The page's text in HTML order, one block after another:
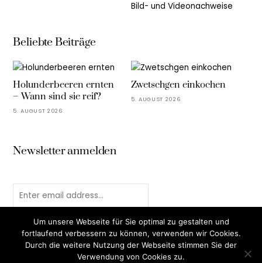
Bild- und Videonachweise
Beliebte Beiträge
Holunderbeeren ernten
– Wann sind sie reif?
5. AUGUST 2026
Zwetschgen einkochen
5. AUGUST 2026
Newsletter anmelden
Um unsere Webseite für Sie optimal zu gestalten und
fortlaufend verbessern zu können, verwenden wir Cookies.
Durch die weitere Nutzung der Webseite stimmen Sie der
Verwendung von Cookies zu.